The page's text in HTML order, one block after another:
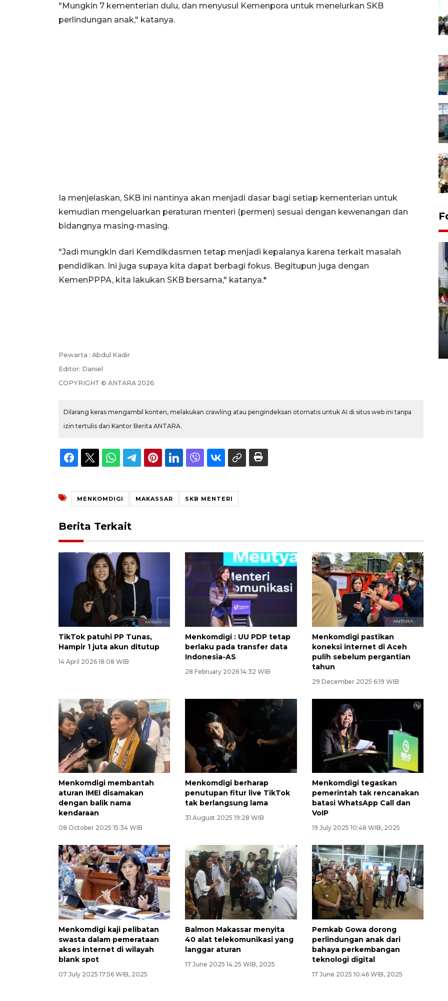
"Mungkin 7 kementerian dulu, dan menyusul Kemenpora untuk menelurkan SKB
perlindungan anak," katanya.
Ia menjelaskan, SKB ini nantinya akan menjadi dasar bagi setiap kementerian untuk
kemudian mengeluarkan peraturan menteri (permen) sesuai dengan kewenangan dan
bidangnya masing-masing.
"Jadi mungkin dari Kemdikdasmen tetap menjadi kepalanya karena terkait masalah
pendidikan. Ini juga supaya kita dapat berbagi fokus. Begitupun juga dengan
KemenPPPA, kita lakukan SKB bersama," katanya.*
Pewarta : Abdul Kadir
Editor: Daniel
COPYRIGHT © ANTARA 2026
Dilarang keras mengambil konten, melakukan crawling atau pengindeksan otomatis untuk AI di situs web ini tanpa
izin tertulis dari Kantor Berita ANTARA.
MENKOMDIGI MAKASSAR SKB MENTERI
Berita Terkait
TikTok patuhi PP Tunas,
Hampir 1 juta akun ditutup
14 April 2026 18:08 WIB
Menkomdigi : UU PDP tetap
berlaku pada transfer data
Indonesia-AS
28 February 2026 14:32 WIB
Menkomdigi pastikan
koneksi internet di Aceh
pulih sebelum pergantian
tahun
29 December 2025 6:19 WIB
Menkomdigi membantah
aturan IMEI disamakan
dengan balik nama
kendaraan
08 October 2025 15:34 WIB
Menkomdigi berharap
penutupan fitur live TikTok
tak berlangsung lama
31 August 2025 19:28 WIB
Menkomdigi tegaskan
pemerintah tak rencanakan
batasi WhatsApp Call dan
VoIP
19 July 2025 10:48 WIB, 2025
Menkomdigi kaji pelibatan
swasta dalam pemerataan
akses internet di wilayah
blank spot
07 July 2025 17:56 WIB, 2025
Balmon Makassar menyita
40 alat telekomunikasi yang
langgar aturan
17 June 2025 14:25 WIB, 2025
Pemkab Gowa dorong
perlindungan anak dari
bahaya perkembangan
teknologi digital
17 June 2025 10:46 WIB, 2025